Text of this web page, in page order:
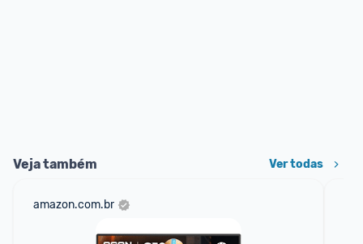
Veja também Ver todas
amazon.com.br